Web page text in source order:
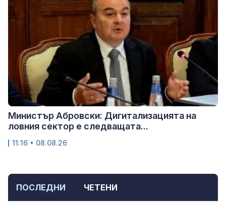
ПОСЛЕДНИ ЧЕТЕНИ
Министър Абровски: Дигитализацията на
ловния сектор е следващата...
11:16 • 08.08.26